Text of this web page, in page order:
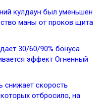
кулдаун был уменьшен
маны от проков щита
30/60/90% бонуса
эффект Огненный
снижает скорость
отбросило, на